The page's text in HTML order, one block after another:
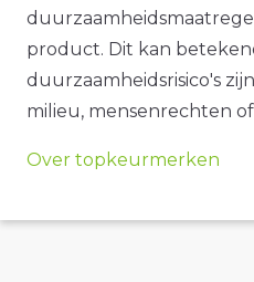
product. Dit kan
duurzaamheidsrisico's
milieu, mensenrechten
Over topkeurmerken